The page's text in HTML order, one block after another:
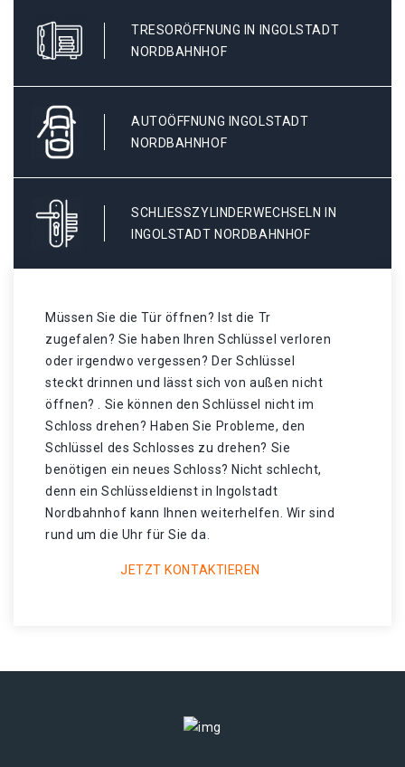
TRESORÖFFNUNG IN INGOLSTADT
NORDBAHNHOF
AUTOÖFFNUNG INGOLSTADT
NORDBAHNHOF
SCHLIESSZYLINDERWECHSELN IN I
NGOLSTADT NORDBAHNHOF
Müssen Sie die Tür öffnen? Ist die Tr
zugefalen? Sie haben Ihren Schlüssel verloren
oder irgendwo vergessen? Der Schlüssel
steckt drinnen und lässt sich von außen nicht
öffnen? . Sie können den Schlüssel nicht im
Schloss drehen? Haben Sie Probleme, den
Schlüssel des Schlosses zu drehen? Sie
benötigen ein neues Schloss? Nicht schlecht,
denn ein Schlüsseldienst in Ingolstadt
Nordbahnhof kann Ihnen weiterhelfen. Wir sind
rund um die Uhr für Sie da.
JETZT KONTAKTIEREN